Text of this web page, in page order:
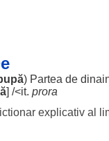
) Partea de
] /<it. prora
explicativ al